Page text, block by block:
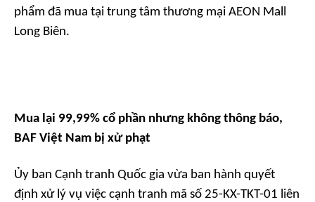
phẩm đã mua tại trung tâm thương mại AEON Mall
Long Biên.
Mua lại 99,99% cổ phần nhưng không thông báo,
BAF Việt Nam bị xử phạt
Ủy ban Cạnh tranh Quốc gia vừa ban hành quyết
định xử lý vụ việc cạnh tranh mã số 25-KX-TKT-01 liên